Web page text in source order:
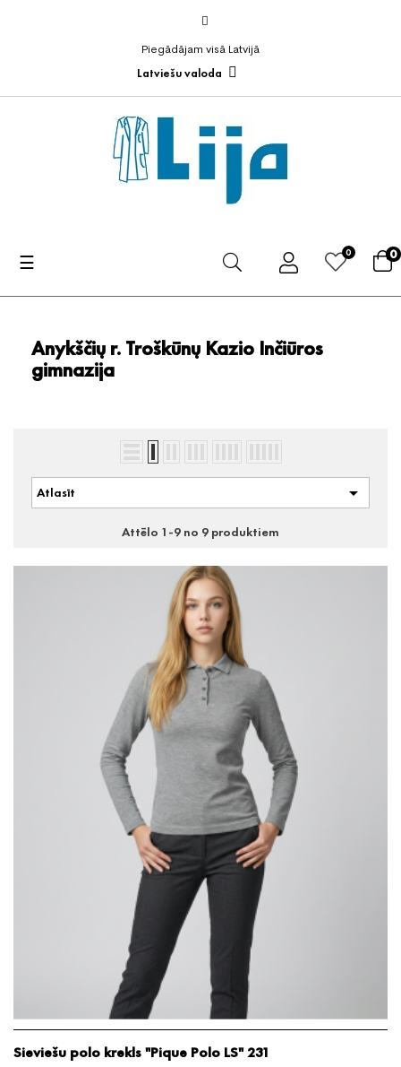
Piegādājam visā Latvijā
Latviešu valoda
Toggle
☰ 0 0
Anykščių r. Troškūnų Kazio Inčiūros
gimnazija
Atlasīt 
Attēlo 1-9 no 9 produktiem
Sieviešu polo krekls "Pique Polo LS" 231